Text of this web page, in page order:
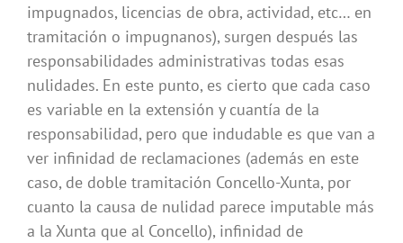
impugnados, licencias de obra, actividad, etc… en
tramitación o impugnanos), surgen después las
responsabilidades administrativas todas esas
nulidades. En este punto, es cierto que cada caso
es variable en la extensión y cuantía de la
responsabilidad, pero que indudable es que van a
ver infinidad de reclamaciones (además en este
caso, de doble tramitación Concello-Xunta, por
cuanto la causa de nulidad parece imputable más
a la Xunta que al Concello), infinidad de